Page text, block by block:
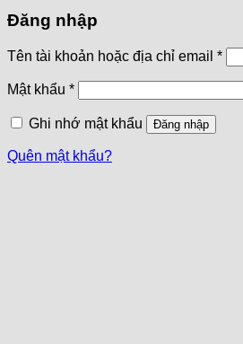
Đăng nhập
Tên tài khoản hoặc địa chỉ email *
Mật khẩu *
Ghi nhớ mật khẩu Đăng nhập
Quên mật khẩu?